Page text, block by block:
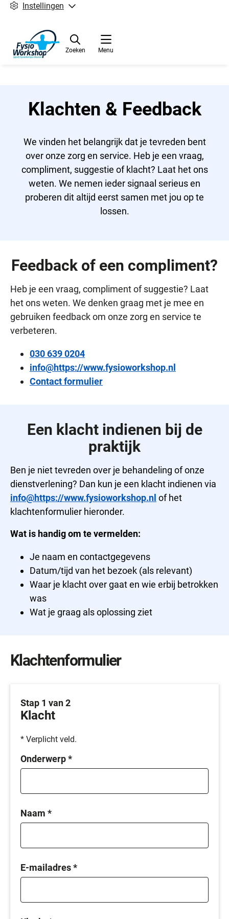
Instellingen
Menu
Zoeken
Klachten & Feedback
We vinden het belangrijk dat je tevreden bent
over onze zorg en service. Heb je een vraag,
compliment, suggestie of klacht? Laat het ons
weten. We nemen ieder signaal serieus en
proberen dit altijd eerst samen met jou op te
lossen.
Feedback of een compliment?
Heb je een vraag, compliment of suggestie? Laat
het ons weten. We denken graag met je mee en
gebruiken feedback om onze zorg en service te
verbeteren.
030 639 0204
info@https://www.fysioworkshop.nl
Contact formulier
Een klacht indienen bij de
praktijk
Ben je niet tevreden over je behandeling of onze
dienstverlening? Dan kun je een klacht indienen via
info@https://www.fysioworkshop.nl of het
klachtenformulier hieronder.
Wat is handig om te vermelden:
Je naam en contactgegevens
Datum/tijd van het bezoek (als relevant)
Waar je klacht over gaat en wie erbij betrokken
was
Wat je graag als oplossing ziet
Klachtenformulier
Stap 1 van 2
Klacht
* Verplicht veld.
Onderwerp*
Naam *
E-mailadres*